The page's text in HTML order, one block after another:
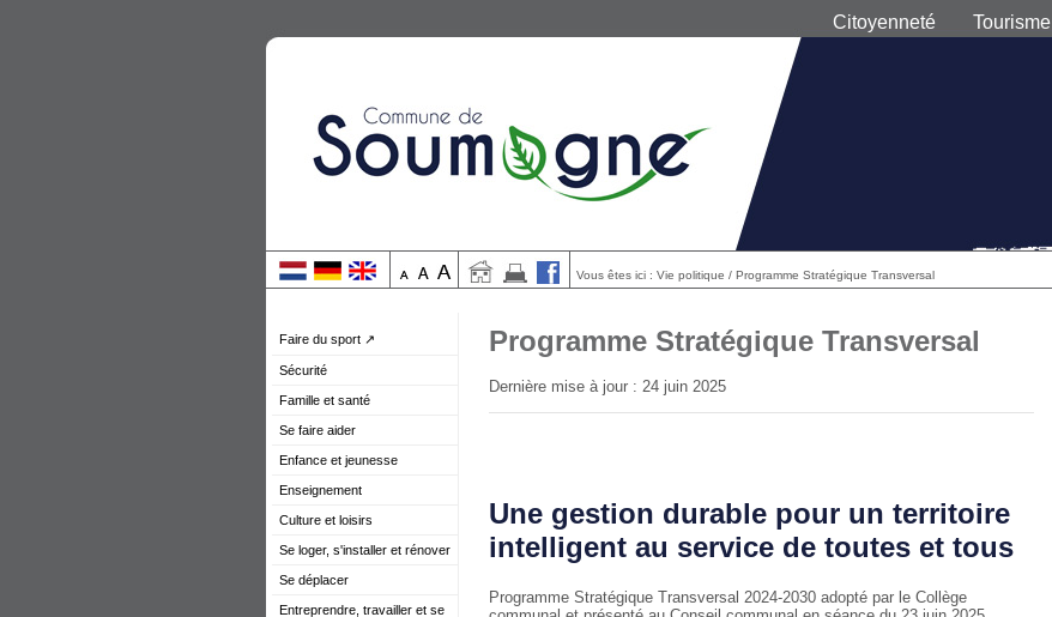
Citoyenneté Tourisme
Vous êtes ici : Vie politique / Programme Stratégique Transversal
Faire du sport ↗
Sécurité
Famille et santé
Se faire aider
Enfance et jeunesse
Enseignement
Culture et loisirs
Se loger, s'installer et rénover
Se déplacer
Entreprendre, travailler et se
Programme Stratégique Transversal
Dernière mise à jour : 24 juin 2025
Une gestion durable pour un territoire
intelligent au service de toutes et tous
Programme Stratégique Transversal 2024-2030 adopté par le Collège